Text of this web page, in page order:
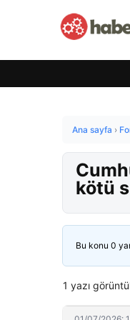
Ana sayfa ›
kötü
Bu konu 0
1 yazı